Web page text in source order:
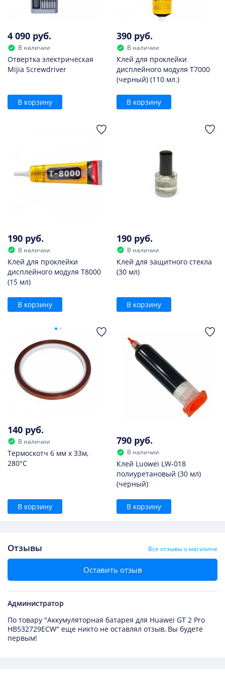
4 090 руб.
В наличии
Отвертка электрическая
Mijia Screwdriver
В корзину
390 руб.
В наличии
Клей для проклейки
дисплейного модуля T7000
(черный) (110 мл.)
В корзину
190 руб.
В наличии
Клей для проклейки
дисплейного модуля T8000
(15 мл)
В корзину
190 руб.
В наличии
Клей для защитного стекла
(30 мл)
В корзину
140 руб.
В наличии
Термоскотч 6 мм х 33м,
280°С
В корзину
790 руб.
В наличии
Клей Luowei LW-018
полиуретановый (30 мл)
(черный)
В корзину
Отзывы Все отзывы о магазине
Оставить отзыв
Администратор
По товару "Аккумуляторная батарея для Huawei GT 2 Pro
HB532729ECW" еще никто не оставлял отзыв, Вы будете
первым!